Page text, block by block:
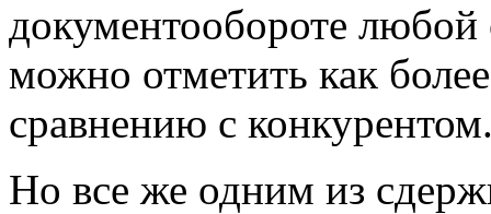
документообороте любой
можно отметить как
сравнению с
Но все же одним из